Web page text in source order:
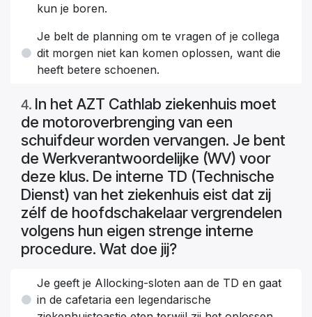
kun je boren.
Je belt de planning om te vragen of je collega
dit morgen niet kan komen oplossen, want die
heeft betere schoenen.
4. In het AZT Cathlab ziekenhuis moet
de motoroverbrenging van een
schuifdeur worden vervangen. Je bent
de Werkverantwoordelijke (WV) voor
deze klus. De interne TD (Technische
Dienst) van het ziekenhuis eist dat zij
zélf de hoofdschakelaar vergrendelen
volgens hun eigen strenge interne
procedure. Wat doe jij?
Je geeft je Allocking-sloten aan de TD en gaat
in de cafetaria een legendarische